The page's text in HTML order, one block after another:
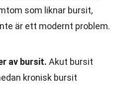
som liknar bursit,
är ett modernt problem.
av bursit. Akut bursit
kronisk bursit